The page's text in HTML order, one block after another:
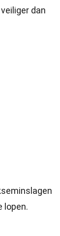
dan
lopen.